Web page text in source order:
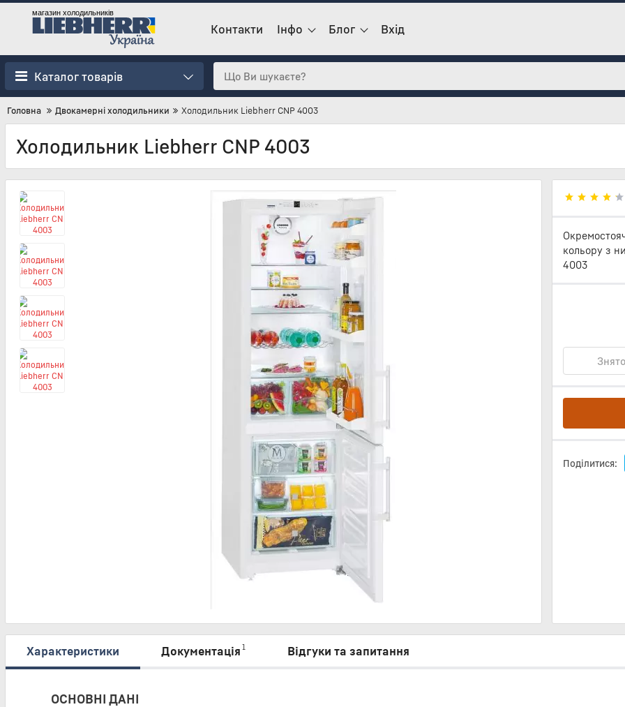
магазин холодильників
Контакти Інфо Блог Вхід
Каталог товарів
Головна Двокамерні холодильники Холодильник Liebherr CNP 4003
Холодильник Liebherr CNP 4003
кольору з
4003
Поділитися:
Характеристики Документація 1 Відгуки та запитання
ОСНОВНІ ДАНІ